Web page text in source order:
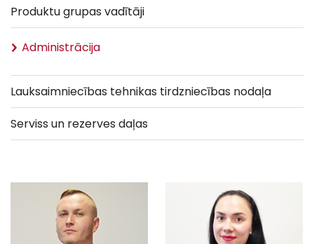
Produktu grupas vadītāji
Administrācija
Lauksaimniecības tehnikas tirdzniecības nodaļa
Serviss un rezerves daļas